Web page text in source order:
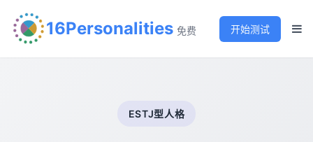
16Personalities 免费 开始测试
ESTJ型人格